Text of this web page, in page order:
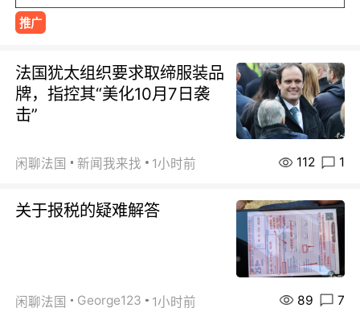
推广
法国犹太组织要求取缔服装品
牌，指控其“美化10月7日袭
击”
闲聊法国 新闻我来找 1小时前 112 1
关于报税的疑难解答
闲聊法国 George123 1小时前 89 7